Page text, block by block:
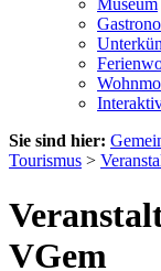
Museum
Sie sind hier:
Tourismus >
VGem